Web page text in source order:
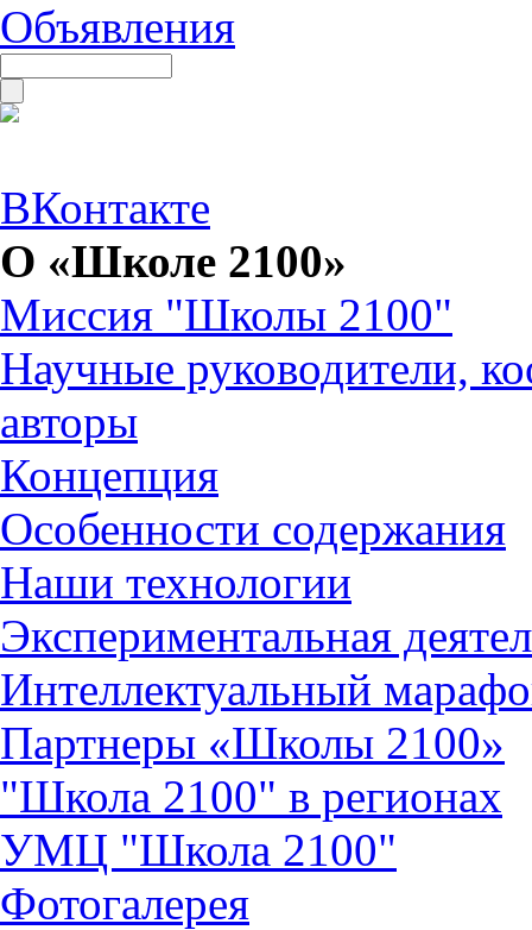
Объявления
ВКонтакте
О «Школе 2100»
Миссия "Школы 2100"
Научные руководители,
авторы
Концепция
Особенности содержания
Наши технологии
Экспериментальная
Интеллектуальный
Партнеры «Школы 2100»
"Школа 2100" в регионах
УМЦ "Школа 2100"
Фотогалерея